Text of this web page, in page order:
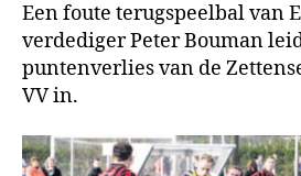
Een foute terugspeelbal van
verdediger Peter Bouman
puntenver­lies van de
VV in.